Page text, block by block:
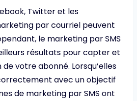
Twitter et les
par courriel peuvent
le marketing par SMS
résultats pour capter et
votre abonné. Lorsqu’elles
avec un objectif
de marketing par SMS ont